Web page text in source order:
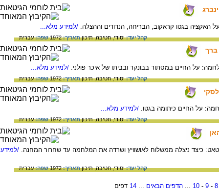
האקציה בגטו קראקוב, הבריחה, הנדודים וההצלה. /למידע מלא...
קהל יעד:יסודי,חטיבה,תיכוןתאריך:1972 שפה:עברית
ברך
על החיים במסתור בבונקר ובביתו של איכר פולני. /למידע מלא...
קהל יעד:יסודי,חטיבה,תיכוןתאריך:1972 שפה:עברית
על החיים כיתומה בגטו. /למידע מלא...
קהל יעד:יסודי,חטיבה,תיכוןתאריך:1972 שפה:עברית
כיצד ניצלה ממשלוח לאושוויץ ושרדה את המלחמה עד שחרור המחנה. /למידע
קהל יעד:יסודי,חטיבה,תיכוןתאריך:1972 שפה:עברית
8
-
9
-
10
...הדפים הבאים ...
14 דפים